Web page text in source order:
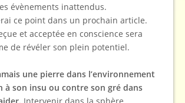
évènements inattendus.
ce point dans un prochain article.
et acceptée en conscience sera
de révéler son plein potentiel.
une pierre dans l’environnement
à son insu ou contre son gré dans
Intervenir dans la sphère